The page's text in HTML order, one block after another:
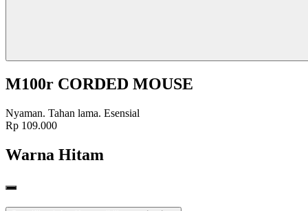
M100r CORDED MOUSE
Nyaman. Tahan lama. Esensial
Rp 109.000
Warna Hitam